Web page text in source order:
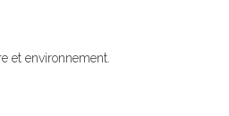
et environnement.